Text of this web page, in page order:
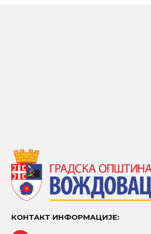
КОНТАКТ ИНФОРМАЦИЈЕ: